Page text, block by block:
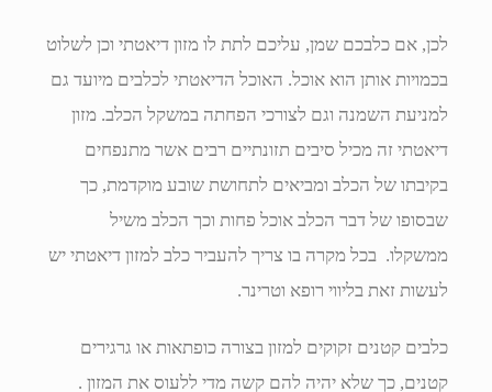
לכן, אם כלבכם שמן, עליכם לתת לו מזון דיאטתי וכן לשלוט
בכמויות אותן הוא אוכל. האוכל הדיאטתי לכלבים מיועד גם
למניעת השמנה וגם לצורכי הפחתה במשקל הכלב. מזון
דיאטתי זה מכיל סיבים תזונתיים רבים אשר מתנפחים
בקיבתו של הכלב ומביאים לתחושת שובע מוקדמת, כך
שבסופו של דבר הכלב אוכל פחות וכך הכלב משיל
ממשקלו. בכל מקרה בו צריך להעביר כלב למזון דיאטתי יש
לעשות זאת בליווי רופא וטרינר.
כלבים קטנים זקוקים למזון בצורה כופתאות או גרגירים
קטנים, כך שלא יהיה להם קשה מדי ללעוס את המזון .